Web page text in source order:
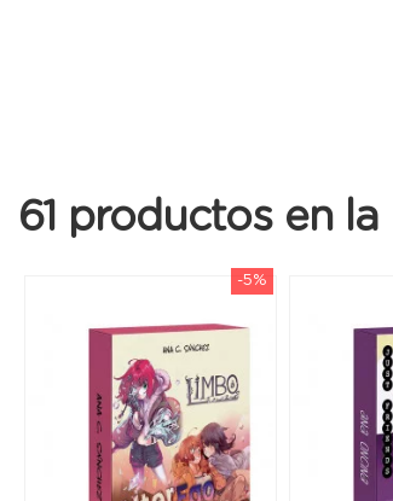
61 productos en
-5%